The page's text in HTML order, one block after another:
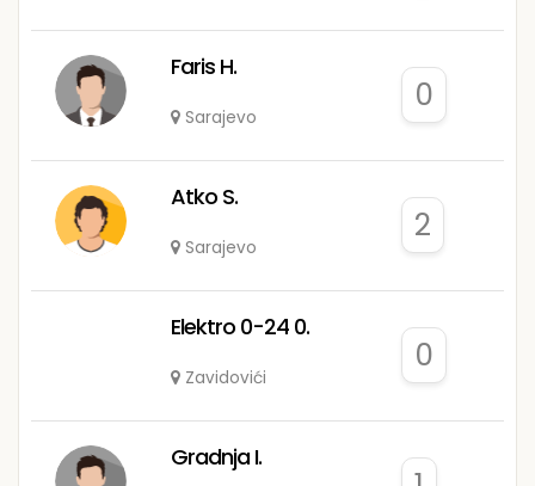
Faris H.
Sarajevo
0
Atko S.
Sarajevo
2
Elektro 0-24 0.
Zavidovići
0
Gradnja I.